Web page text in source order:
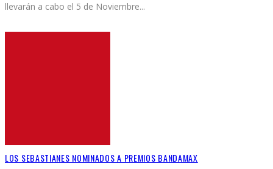
llevarán a cabo el 5 de Noviembre...
LOS SEBASTIANES NOMINADOS A PREMIOS BANDAMAX